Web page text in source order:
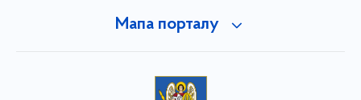
Мапа порталу